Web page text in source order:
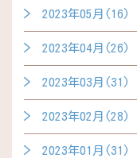
2023年05月(16)
2023年04月(26)
2023年03月(31)
2023年02月(28)
2023年01月(31)